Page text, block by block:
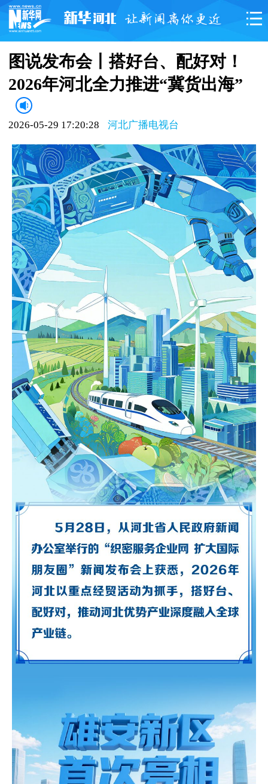
图说发布会丨搭好台、配好对！
2026年河北全力推进“冀货出海”
2026-05-29 17:20:28 河北广播电视台